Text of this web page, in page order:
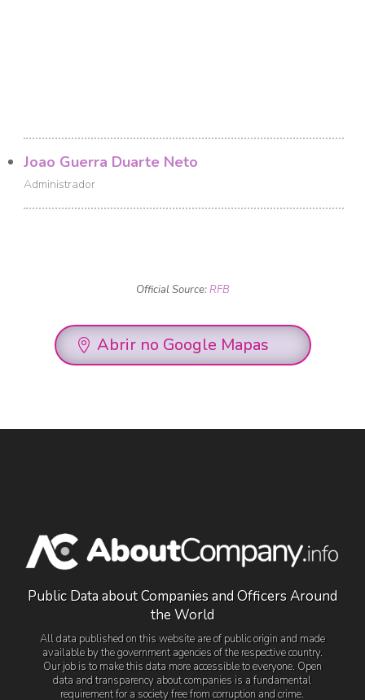
Joao Guerra Duarte Neto
Administrador
Official Source:RFB
Abrir no Google Mapas
Public Data about Companies and Officers Around
the World
All data published on this website are of public origin and made
available by the government agencies of the respective country.
Our job is to make this data more accessible to everyone. Open
data and transparency about companies is a fundamental
requirement for a society free from corruption and crime.